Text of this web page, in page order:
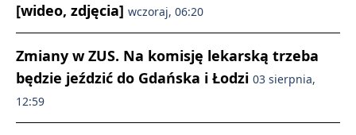
[wideo, zdjęcia] wczoraj, 06:20
Zmiany w ZUS. Na komisję lekarską trzeba
będzie jeździć do Gdańska i Łodzi 03 sierpnia,
12:59